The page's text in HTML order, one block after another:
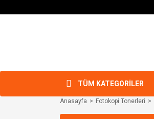
TÜM KATEGORİLER
Anasayfa Fotokopi Tonerleri